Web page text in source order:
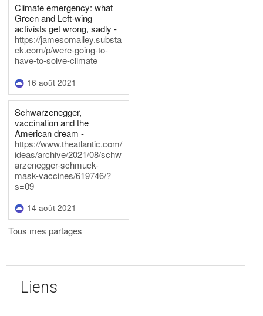
Climate emergency: what
Green and Left-wing
activists get wrong, sadly -
https://jamesomalley.substa
ck.com/p/were-going-to-
have-to-solve-climate
16 août 2021
Schwarzenegger,
vaccination and the
American dream -
https://www.theatlantic.com/
ideas/archive/2021/08/schw
arzenegger-schmuck-
mask-vaccines/619746/?
s=09
14 août 2021
Tous mes partages
Liens